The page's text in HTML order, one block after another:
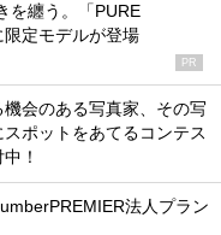
を纏う。「PURE
定モデルが登場
PR
会のある写真家、その写
ポットをあてるコンテス
！
法人プラン